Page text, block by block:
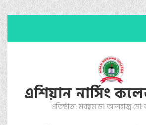
এশিয়ান নার্সিং
প্রতিষ্ঠাতা: মরহুম ডা: আলহাজ্ব